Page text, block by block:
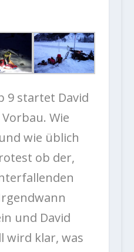
9 startet David
Wie
wie üblich
ob der,
und David
wird klar, was